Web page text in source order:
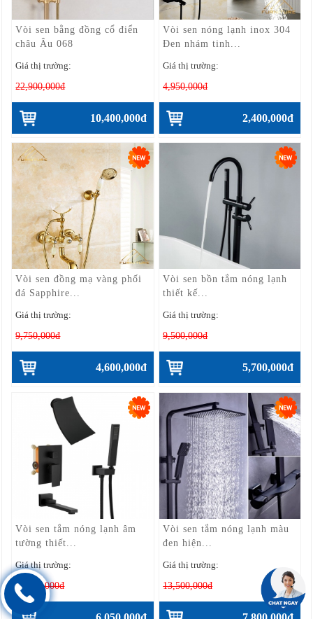
Vòi sen bằng đồng cổ điển
châu Âu 068
Giá thị trường:
22,900,000đ
10,400,000đ
Vòi sen nóng lạnh inox 304
Đen nhám tinh...
Giá thị trường:
4,950,000đ
2,400,000đ
Vòi sen đồng mạ vàng phối
đá Sapphire...
Giá thị trường:
9,750,000đ
4,600,000đ
Vòi sen bồn tắm nóng lạnh
thiết kế...
Giá thị trường:
9,500,000đ
5,700,000đ
Vòi sen tắm nóng lạnh âm
tường thiết...
Giá thị trường:
11,000,000đ
Vòi sen tắm nóng lạnh màu
đen hiện...
Giá thị trường:
13,500,000đ